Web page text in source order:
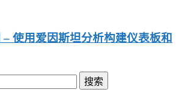
使用爱因斯坦分析构建仪表板和